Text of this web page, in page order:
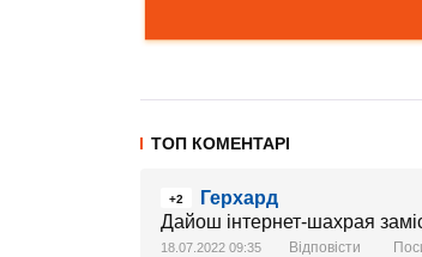
ТОП КОМЕНТАРІ
+2
Герхард
Дайош інтернет-шахрая
18.07.2022 09:35 Відповісти